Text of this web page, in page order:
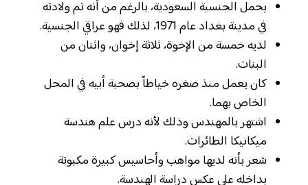
يحمل الجنسية السعودية، بالرغم من أنه تم ولادته
في مدينة بغداد عام 1971، لذلك فهو عراقي الجنسية.
لديه خمسة من الإخوة، ثلاثة إخوان، واثنان من
البنات.
كان يعمل منذ صغره خياطاً بصحبة أبيه في المحل
الخاص بهما.
اشتهر بالمهندس وذلك لأنه درس علم هندسة
ميكانيكا الطائرات.
شعر بأنه لديها مواهب وأحاسيس كبيرة مكبوتة
بداخله على عكس دراسة الهندسة.